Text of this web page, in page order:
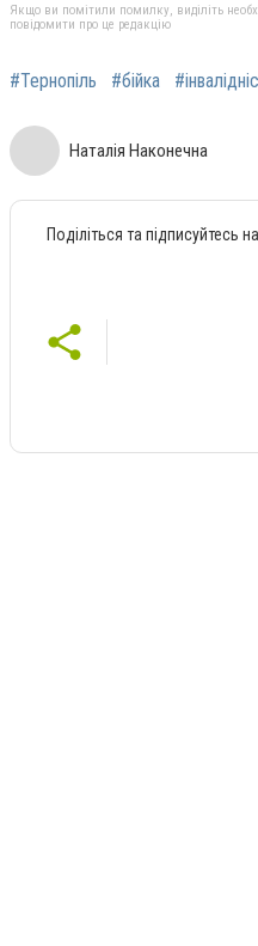
Якщо ви помітили помилку, виділіть
повідомити про це редакцію
#Тернопіль #бійка
Наталія Наконечна
Поділіться та підписуйтесь